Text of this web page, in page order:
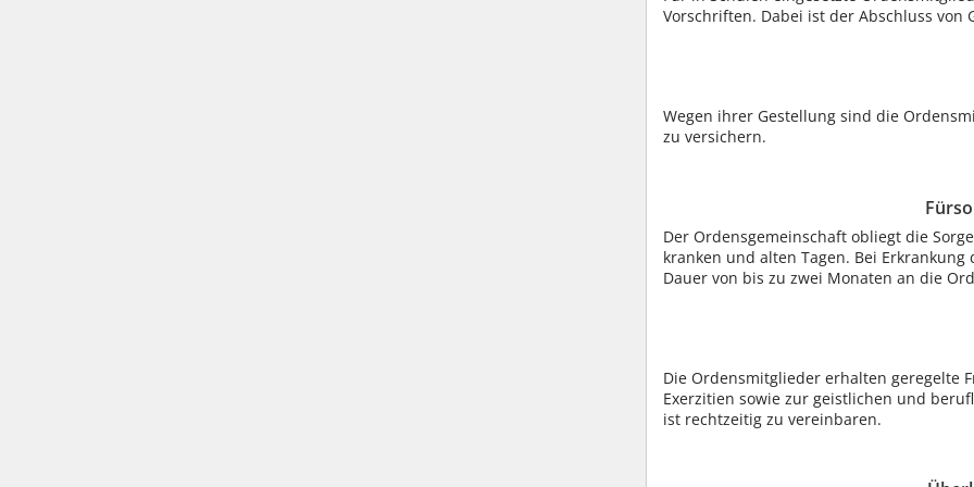
Vorschriften. Dabei ist der Abschluss von
Wegen ihrer Gestellung sind die
zu versichern.
Der Ordensgemeinschaft obliegt die
kranken und alten Tagen. Bei
Dauer von bis zu zwei Monaten an die
Die Ordensmitglieder erhalten geregelte
Exerzitien sowie zur geistlichen und
ist rechtzeitig zu vereinbaren.